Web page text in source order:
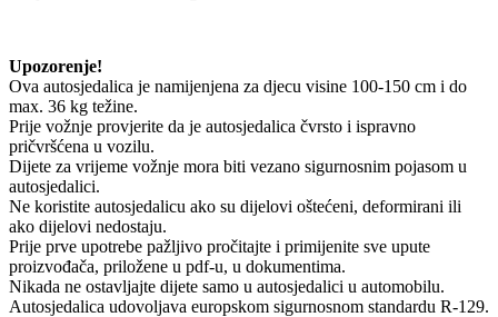
Upozorenje!
Ova autosjedalica je namijenjena za djecu visine 100-150 cm i do
max. 36 kg težine.
Prije vožnje provjerite da je autosjedalica čvrsto i ispravno
pričvršćena u vozilu.
Dijete za vrijeme vožnje mora biti vezano sigurnosnim pojasom u
autosjedalici.
Ne koristite autosjedalicu ako su dijelovi oštećeni, deformirani ili
ako dijelovi nedostaju.
Prije prve upotrebe pažljivo pročitajte i primijenite sve upute
proizvođača, priložene u pdf-u, u dokumentima.
Nikada ne ostavljajte dijete samo u autosjedalici u automobilu.
Autosjedalica udovoljava europskom sigurnosnom standardu R-129.